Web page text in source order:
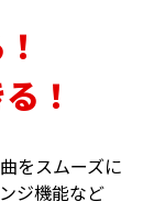
！
をスムーズに
ジ機能など